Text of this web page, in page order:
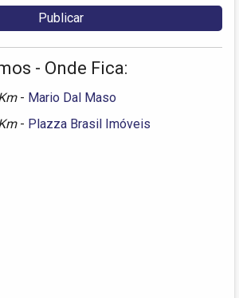
- Onde Fica:
- Mario Dal Maso
- Plazza Brasil Imóveis